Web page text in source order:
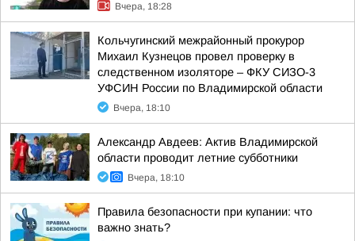
Вчера, 18:28
Кольчугинский межрайонный прокурор
Михаил Кузнецов провел проверку в
следственном изоляторе – ФКУ СИЗО-3
УФСИН России по Владимирской области
Вчера, 18:10
Александр Авдеев: Актив Владимирской
области проводит летние субботники
Вчера, 18:10
Правила безопасности при купании: что
важно знать?